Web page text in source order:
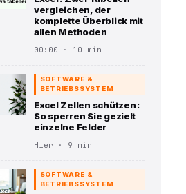
vergleichen, der
komplette Überblick mit
allen Methoden
00:00 · 10 min
SOFTWARE &
BETRIEBSSYSTEM
Excel Zellen schützen :
So sperren Sie gezielt
einzelne Felder
Hier · 9 min
SOFTWARE &
BETRIEBSSYSTEM